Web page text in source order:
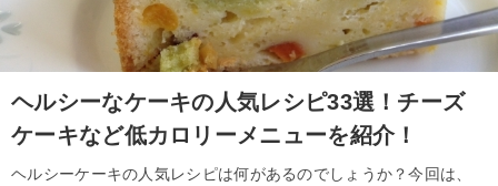
ヘルシーなケーキの人気レシピ33選！チーズ
ケーキなど低カロリーメニューを紹介！
ヘルシーケーキの人気レシピは何があるのでしょうか？今回は、